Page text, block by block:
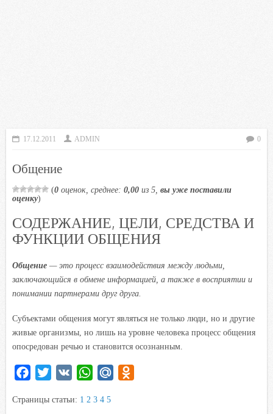
17.12.2011 ADMIN 0
Общение
(0 оценок, среднее: 0,00 из 5, вы уже поставили
оценку)
СОДЕРЖАНИЕ, ЦЕЛИ, СРЕДСТВА И
ФУНКЦИИ ОБЩЕНИЯ
Общение — это процесс взаимодействия между людьми,
заключающийся в обмене информацией, а также в восприятии и
понимании партнерами друг друга.
Субъектами общения могут являться не только люди, но и другие
живые организмы, но лишь на уровне человека процесс общения
опосредован речью и становится осознанным.
c
i
W
a
Страницы статьи: 1 2 3 4 5